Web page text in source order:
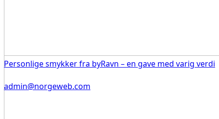
Personlige smykker fra byRavn – en gave med varig verdi
admin@norgeweb.com